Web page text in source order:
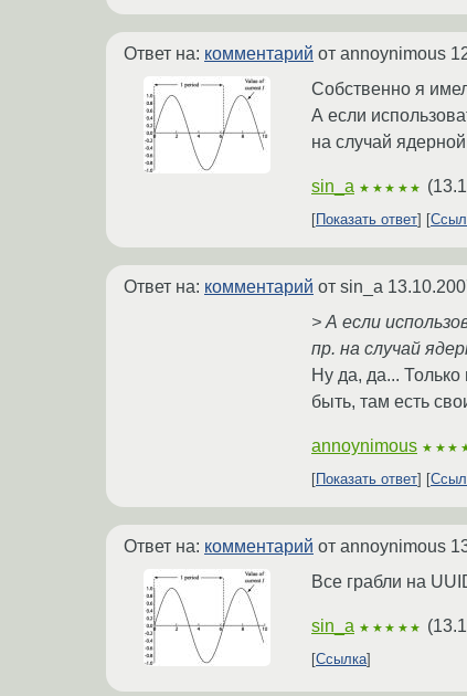
Ответ на: комментарий от annoynimous
Собственно я
А если
на случай
sin_a ★★★★★ (
Показать ответ
Ответ на: комментарий от sin_a
> А если
пр. на случай
Ну да, да...
быть, там есть
annoynimous
Показать ответ
Ответ на: комментарий от annoynimous
Все грабли на
sin_a ★★★★★ (
Ссылка